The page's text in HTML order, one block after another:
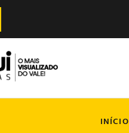
INÍCIO